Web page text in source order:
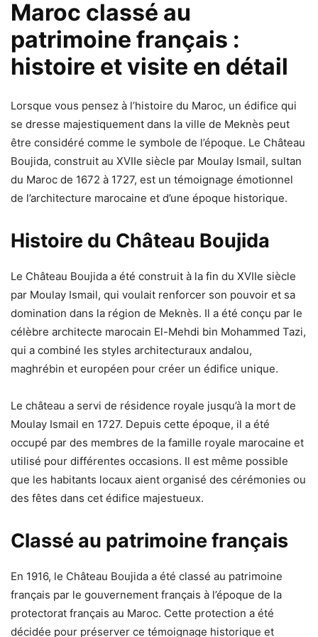
Maroc classé au
patrimoine français :
histoire et visite en détail
Lorsque vous pensez à l’histoire du Maroc, un édifice qui
se dresse majestiquement dans la ville de Meknès peut
être considéré comme le symbole de l’époque. Le Château
Boujida, construit au XVIIe siècle par Moulay Ismail, sultan
du Maroc de 1672 à 1727, est un témoignage émotionnel
de l’architecture marocaine et d’une époque historique.
Histoire du Château Boujida
Le Château Boujida a été construit à la fin du XVIIe siècle
par Moulay Ismail, qui voulait renforcer son pouvoir et sa
domination dans la région de Meknès. Il a été conçu par le
célèbre architecte marocain El-Mehdi bin Mohammed Tazi,
qui a combiné les styles architecturaux andalou,
maghrébin et européen pour créer un édifice unique.
Le château a servi de résidence royale jusqu’à la mort de
Moulay Ismail en 1727. Depuis cette époque, il a été
occupé par des membres de la famille royale marocaine et
utilisé pour différentes occasions. Il est même possible
que les habitants locaux aient organisé des cérémonies ou
des fêtes dans cet édifice majestueux.
Classé au patrimoine français
En 1916, le Château Boujida a été classé au patrimoine
français par le gouvernement français à l’époque de la
protectorat français au Maroc. Cette protection a été
décidée pour préserver ce témoignage historique et